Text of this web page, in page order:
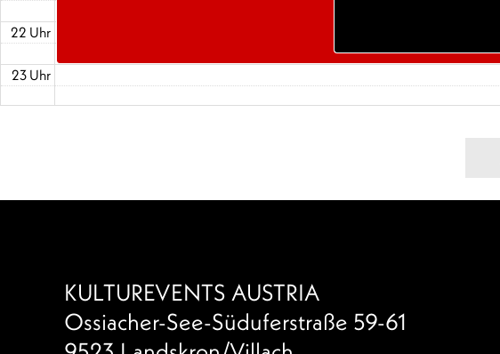
22 Uhr
23 Uhr
KULTUREVENTS AUSTRIA
Ossiacher-See-Süduferstraße 59-61